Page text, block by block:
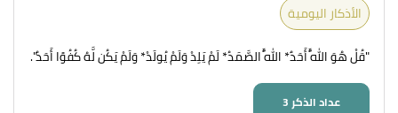
الأذكار اليومية
"قُلْ هُوَ اللَّهُ أَحَدٌ* اللَّهُ الصَّمَدُ* لَمْ يَلِدْ وَلَمْ يُولَدْ* وَلَمْ يَكُن لَّهُ كُفُوًا أَحَدٌ".
عداد الذكر 3